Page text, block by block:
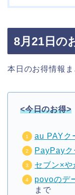
8月21日の
本日のお得情報ま
<今日のお得>
au PAYク
PayPayク
セブン×
povoのデ
まで